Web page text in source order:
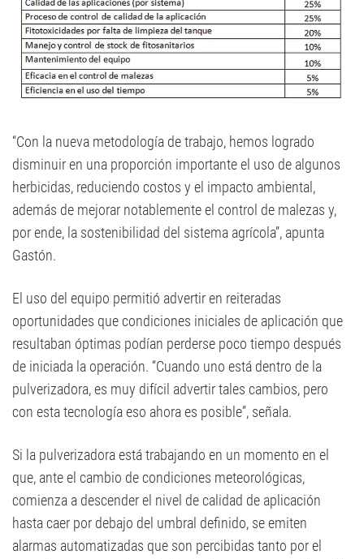
“Con la nueva metodología de trabajo, hemos logrado
disminuir en una proporción importante el uso de algunos
herbicidas, reduciendo costos y el impacto ambiental,
además de mejorar notablemente el control de malezas y,
por ende, la sostenibilidad del sistema agrícola”, apunta
Gastón.
El uso del equipo permitió advertir en reiteradas
oportunidades que condiciones iniciales de aplicación que
resultaban óptimas podían perderse poco tiempo después
de iniciada la operación. “Cuando uno está dentro de la
pulverizadora, es muy difícil advertir tales cambios, pero
con esta tecnología eso ahora es posible”, señala.
Si la pulverizadora está trabajando en un momento en el
que, ante el cambio de condiciones meteorológicas,
comienza a descender el nivel de calidad de aplicación
hasta caer por debajo del umbral definido, se emiten
alarmas automatizadas que son percibidas tanto por el